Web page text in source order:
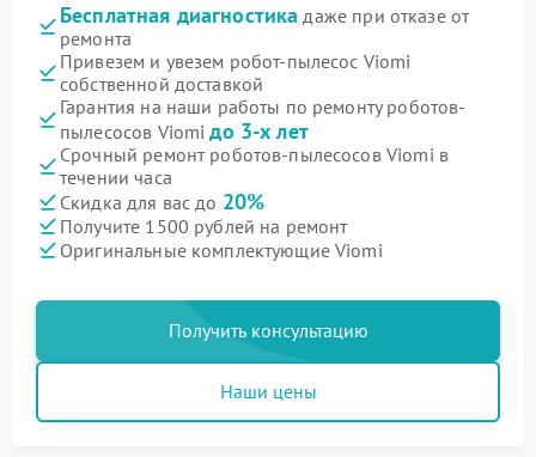
Бесплатная диагностика даже при отказе от
ремонта
Привезем и увезем робот-пылесос Viomi
собственной доставкой
Гарантия на наши работы по ремонту роботов-
пылесосов Viomiдо 3-х лет
Срочный ремонт роботов-пылесосов Viomi в
течении часа
Скидка для вас до 20%
Получите 1500 рублей на ремонт
Оригинальные комплектующие Viomi
Получить консультацию
Наши цены